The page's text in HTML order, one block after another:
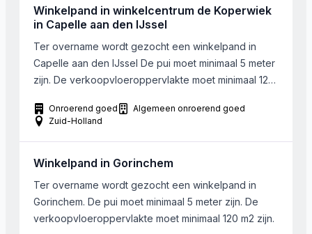
Winkelpand in winkelcentrum de Koperwiek
in Capelle aan den IJssel
Ter overname wordt gezocht een winkelpand in
Capelle aan den IJssel De pui moet minimaal 5 meter
zijn. De verkoopvloeroppervlakte moet minimaal 120
Onroerend goed
Algemeen onroerend goed
Zuid-Holland
Winkelpand in Gorinchem
Ter overname wordt gezocht een winkelpand in
Gorinchem. De pui moet minimaal 5 meter zijn. De
verkoopvloeroppervlakte moet minimaal 120 m2 zijn.